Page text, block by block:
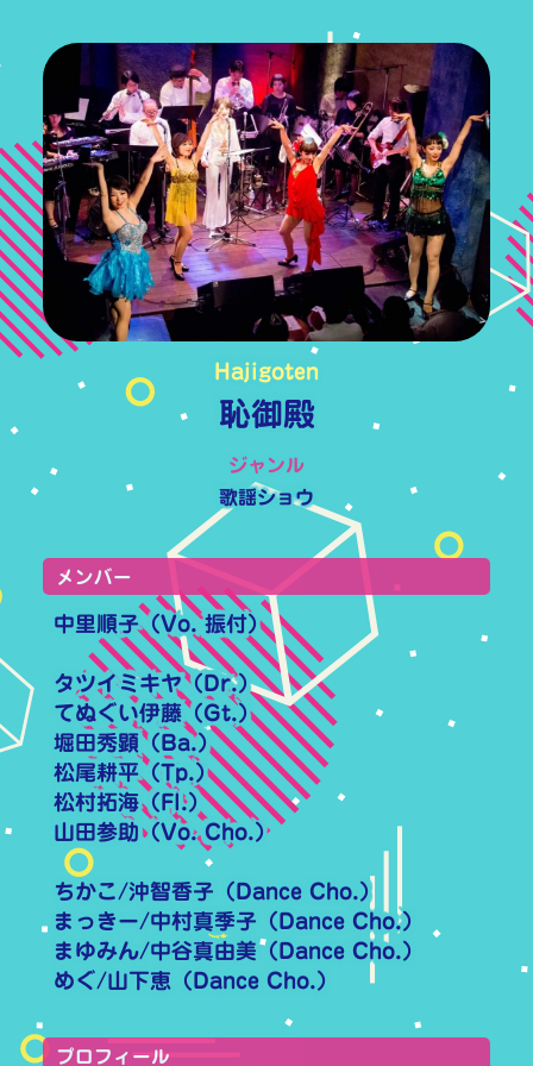
Hajigoten
恥御殿
ジャンル
歌謡ショウ
メンバー
中里順子（Vo. 振付）
タツイミキヤ（Dr.）
てぬぐい伊藤（Gt.）
堀田秀顕（Ba.）
松尾耕平（Tp.）
松村拓海（Fl.）
山田参助（Vo. Cho.）
ちかこ/沖智香子（Dance Cho.）
まっきー/中村真季子（Dance Cho.）
まゆみん/中谷真由美（Dance Cho.）
めぐ/山下恵（Dance Cho.）
プロフィール